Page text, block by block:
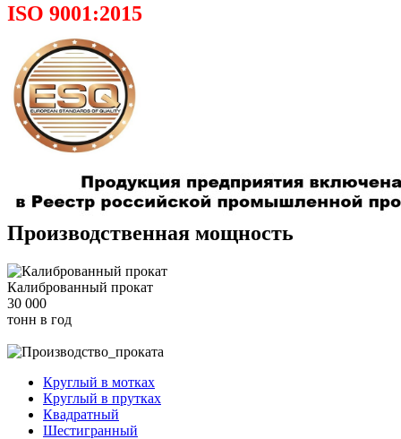
ISO 9001:2015
Производственная мощность
Калиброванный прокат
30 000
тонн в год
Круглый в мотках
Круглый в прутках
Квадратный
Шестигранный